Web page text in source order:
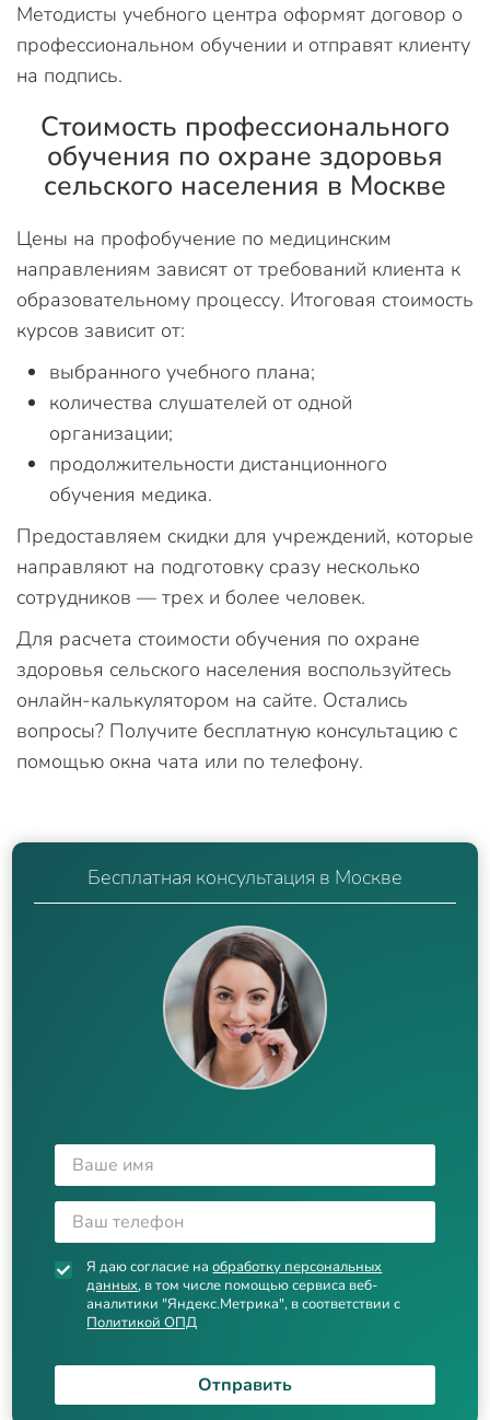
Методисты учебного центра оформят договор о
профессиональном обучении и отправят клиенту
на подпись.
Стоимость профессионального
обучения по охране здоровья
сельского населения в Москве
Цены на профобучение по медицинским
направлениям зависят от требований клиента к
образовательному процессу. Итоговая стоимость
курсов зависит от:
выбранного учебного плана;
количества слушателей от одной
организации;
продолжительности дистанционного
обучения медика.
Предоставляем скидки для учреждений, которые
направляют на подготовку сразу несколько
сотрудников — трех и более человек.
Для расчета стоимости обучения по охране
здоровья сельского населения воспользуйтесь
онлайн-калькулятором на сайте. Остались
вопросы? Получите бесплатную консультацию с
помощью окна чата или по телефону.
Бесплатная консультация в Москве
Я даю согласие наобработку персональных
данных, в том числе помощью сервиса веб-
аналитики "Яндекс.Метрика", в соответствии с
Политикой ОПД
Отправить